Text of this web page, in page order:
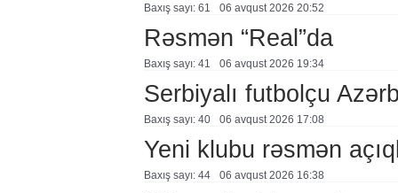
Baxış sayı: 61 06 avqust 2026 20:52
Rəsmən “Real”da
Baxış sayı: 41 06 avqust 2026 19:34
Serbiyalı futbolçu
Baxış sayı: 40 06 avqust 2026 17:08
Yeni klubu rəsmən
Baxış sayı: 44 06 avqust 2026 16:38